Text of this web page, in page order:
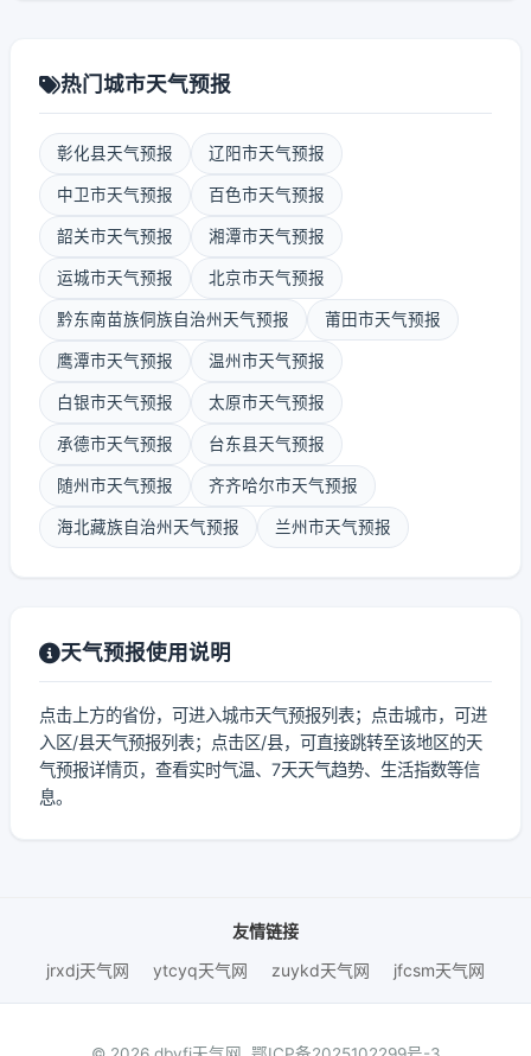
热门城市天气预报
彰化县天气预报 辽阳市天气预报
中卫市天气预报 百色市天气预报
韶关市天气预报 湘潭市天气预报
运城市天气预报 北京市天气预报
黔东南苗族侗族自治州天气预报 莆田市天气预报
鹰潭市天气预报 温州市天气预报
白银市天气预报 太原市天气预报
承德市天气预报 台东县天气预报
随州市天气预报 齐齐哈尔市天气预报
海北藏族自治州天气预报 兰州市天气预报
天气预报使用说明
点击上方的省份，可进入城市天气预报列表；点击城市，可进
入区/县天气预报列表；点击区/县，可直接跳转至该地区的天
气预报详情页，查看实时气温、7天天气趋势、生活指数等信
息。
友情链接
jrxdj天气网
ytcyq天气网 zuykd天气网 jfcsm天气网